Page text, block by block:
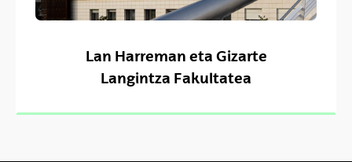
Lan Harreman eta Gizarte
Langintza Fakultatea